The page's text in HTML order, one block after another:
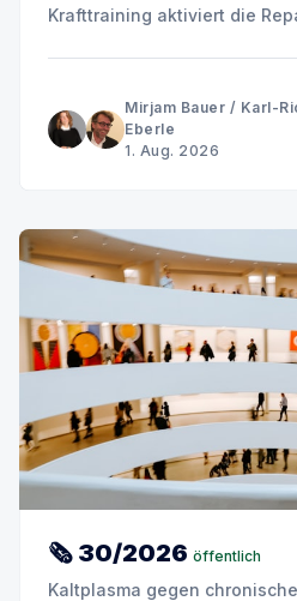
Krafttraining aktiviert die
Anfang September
Mirjam Bauer / Karl-
Eberle
1. Aug. 2026
🗞 30/2026 öffentlich
Kaltplasma gegen